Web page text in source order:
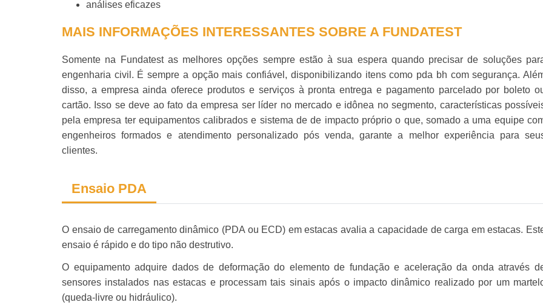
análises eficazes
MAIS INFORMAÇÕES INTERESSANTES SOBRE A FUNDATEST
Somente na Fundatest as melhores opções sempre estão à sua espera quando precisar de soluções
engenharia civil. É sempre a opção mais confiável, disponibilizando itens como pda bh com segurança.
disso, a empresa ainda oferece produtos e serviços à pronta entrega e pagamento parcelado por boleto
cartão. Isso se deve ao fato da empresa ser líder no mercado e idônea no segmento, características
pela empresa ter equipamentos calibrados e sistema de de impacto próprio o que, somado a uma equipe
engenheiros formados e atendimento personalizado pós venda, garante a melhor experiência para
clientes.
Ensaio PDA
O ensaio de carregamento dinâmico (PDA ou ECD) em estacas avalia a capacidade de carga em estacas.
ensaio é rápido e do tipo não destrutivo.
O equipamento adquire dados de deformação do elemento de fundação e aceleração da onda através
sensores instalados nas estacas e processam tais sinais após o impacto dinâmico realizado por um
(queda-livre ou hidráulico).